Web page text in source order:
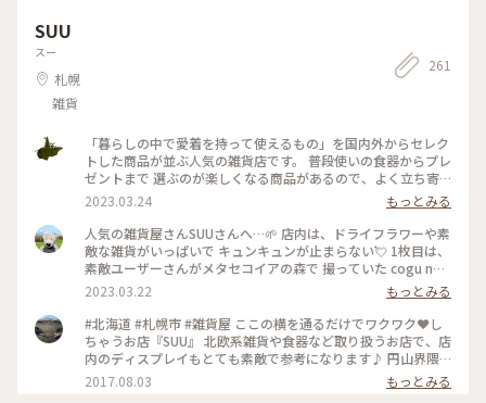
SUU
スー
札幌
雑貨
261
「暮らしの中で愛着を持って使えるもの」を国内外からセレク
トした商品が並ぶ人気の雑貨店です。 普段使いの食器からプレ
ゼントまで 選ぶのが楽しくなる商品があるので、よく立ち寄
ります。 この日も素敵な出会いが！！ 素敵ユーザーさんの投
稿で気になっていた 「cogu no mori 」のツリーに出会えまし
た🌲 ２種類ありましたが、また出会えますように・・と 1本の
ツリーをお家のリビングに💓 こちらの大通西16丁目店は、大
通公園からもちょっと外れていますが、札幌駅のステラプレイ
楽しい時間 #私のことりっぷ旅 #Myことりっぷ #セレクトショ
ップ #西18丁目界隈 #素敵な出会い #お友だちと再会 #プレゼ
ント探し
2023.03.24
もっとみる
人気の雑貨屋さんSUUさんへ…🌱 店内は、ドライフラワーや素
敵な雑貨がいっぱいで キュンキュンが止まらない💘 1枚目は、
素敵ユーザーさんがメタセコイアの森で 撮っていた cogu no
moriのミニツリー🌲 1本ずつ木工職人さんが丁寧に1人で作ら
れているツリーだそうです❣️ 細かい部分まで、丁寧に作られて
いて…とっても美しい✨✨✨ 前回入荷した時も、お客さんが並
んだそうで… 入荷しても 即 売り切れたそうですよ‼️ たまたま
あったのは、奇跡かもと…🫢✨✨ かなり人気のツリーなので 私
も買おうかと かなり迷いましたが… なんせ家には、くまたん
がたくさん居るので 帰るまでに悩んで それでも欲しかったら
2023.03.22
もっとみる
#北海道 #札幌市 #雑貨屋 ここの横を通るだけでワクワク❤️し
ちゃうお店『SUU』 北欧系雑貨や食器など取り扱うお店で、店
内のディスプレイもとても素敵で参考になります♪ 円山界隈
は、やっぱり洒落てるお店が多い♪ じゃ、したっけぇ〜(*˙꒳
˙*)‧⁺✧︎*
2017.08.03 もっとみる